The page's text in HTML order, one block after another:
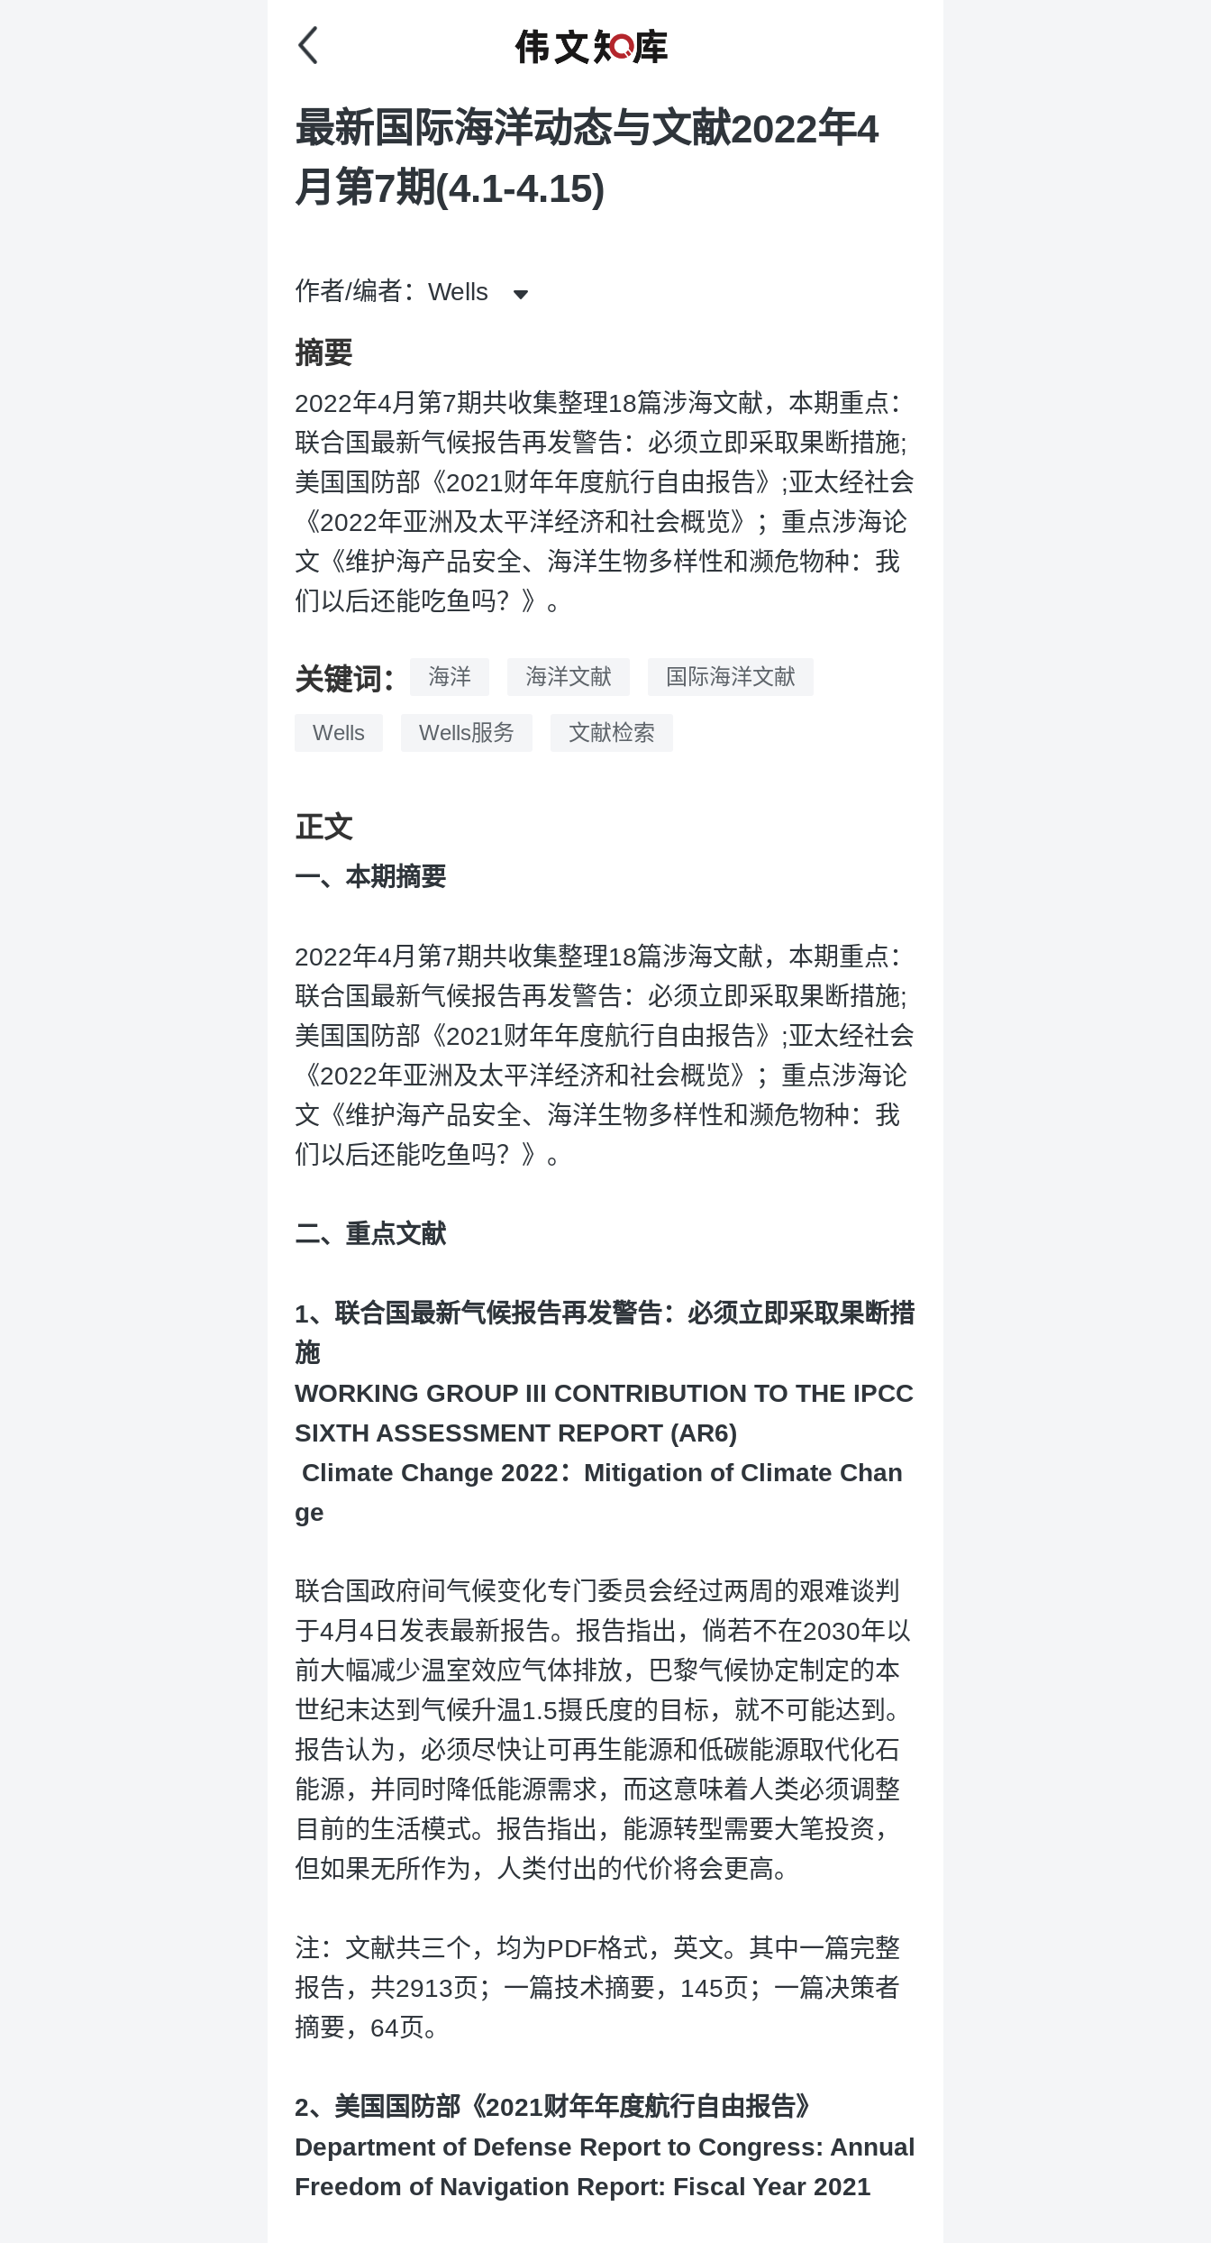
最新国际海洋动态与文献2022年4
月第7期(4.1-4.15)
作者/编者：Wells
摘要
2022年4月第7期共收集整理18篇涉海文献，本期重点：
联合国最新气候报告再发警告：必须立即采取果断措施;
美国国防部《2021财年年度航行自由报告》;亚太经社会
《2022年亚洲及太平洋经济和社会概览》；重点涉海论
文《维护海产品安全、海洋生物多样性和濒危物种：我
们以后还能吃鱼吗？》。
关键词： 海洋 海洋文献 国际海洋文献
Wells Wells服务 文献检索
正文
一、本期摘要
2022年4月第7期共收集整理18篇涉海文献，本期重点：
联合国最新气候报告再发警告：必须立即采取果断措施;
美国国防部《2021财年年度航行自由报告》;亚太经社会
《2022年亚洲及太平洋经济和社会概览》；重点涉海论
文《维护海产品安全、海洋生物多样性和濒危物种：我
们以后还能吃鱼吗？》。
二、重点文献
1、联合国最新气候报告再发警告：必须立即采取果断措
施
WORKING GROUP III CONTRIBUTION TO THE IPCC
SIXTH ASSESSMENT REPORT (AR6)
Climate Change 2022：Mitigation of Climate Chan
ge
联合国政府间气候变化专门委员会经过两周的艰难谈判
于4月4日发表最新报告。报告指出，倘若不在2030年以
前大幅减少温室效应气体排放，巴黎气候协定制定的本
世纪末达到气候升温1.5摄氏度的目标，就不可能达到。
报告认为，必须尽快让可再生能源和低碳能源取代化石
能源，并同时降低能源需求，而这意味着人类必须调整
目前的生活模式。报告指出，能源转型需要大笔投资，
但如果无所作为，人类付出的代价将会更高。
注：文献共三个，均为PDF格式，英文。其中一篇完整
报告，共2913页；一篇技术摘要，145页；一篇决策者
摘要，64页。
2、美国国防部《2021财年年度航行自由报告》
Department of Defense Report to Congress: Annual
Freedom of Navigation Report: Fiscal Year 2021